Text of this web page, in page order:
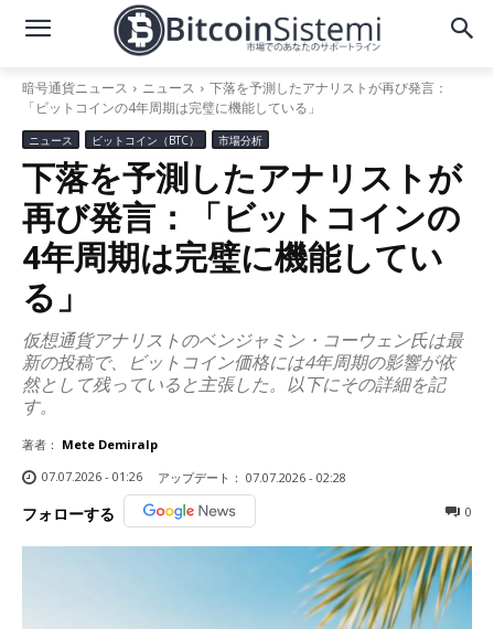
暗号通貨ニュース ニュース
下落を予測したアナリストが再び発言：
「ビットコインの4年周期は完璧に機能している」
ニュース ビットコイン（BTC） 市場分析
下落を予測したアナリストが
再び発言：「ビットコインの
4年周期は完璧に機能してい
る」
仮想通貨アナリストのベンジャミン・コーウェン氏は最
新の投稿で、ビットコイン価格には4年周期の影響が依
然として残っていると主張した。以下にその詳細を記
す。
著者： Mete Demiralp
07.07.2026 - 01:26
アップデート： 07.07.2026 - 02:28
フォローする 0